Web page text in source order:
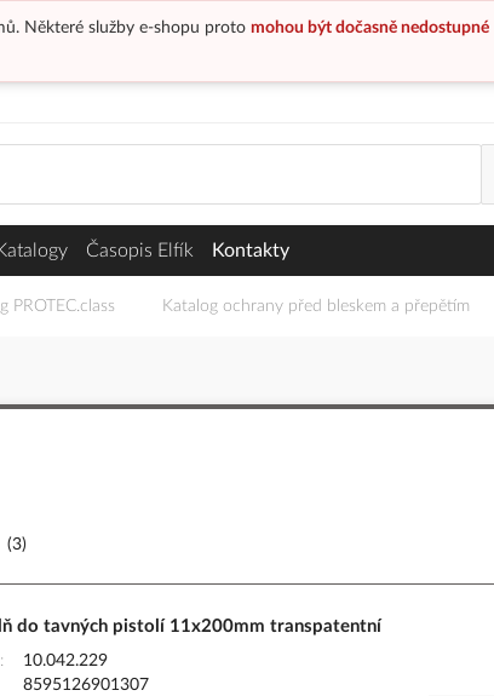
Některé služby e-shopu proto mohou být dočasně nedostupné
Časopis Elfík Kontakty
PROTEC.class Katalog ochrany před bleskem a přepětím
(3)
do tavných pistolí 11x200mm transpatentní
10.042.229
8595126901307